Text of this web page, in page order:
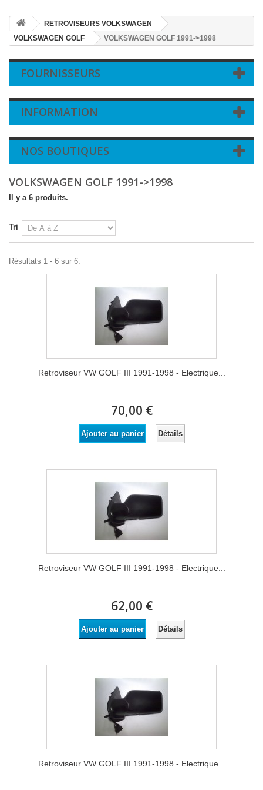
RETROVISEURS VOLKSWAGEN
VOLKSWAGEN GOLF
VOLKSWAGEN GOLF 1991->1998
FOURNISSEURS
INFORMATION
NOS BOUTIQUES
VOLKSWAGEN GOLF 1991->1998
Il y a 6 produits.
Tri
Résultats 1 - 6 sur 6.
Retroviseur VW GOLF III 1991-1998 - Electrique...
70,00 €
Ajouter au panier Détails
Retroviseur VW GOLF III 1991-1998 - Electrique...
62,00 €
Ajouter au panier Détails
Retroviseur VW GOLF III 1991-1998 - Electrique...